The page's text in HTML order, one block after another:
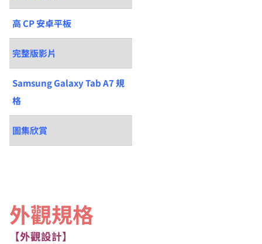
高 CP 安卓平板
完整版影片
Samsung Galaxy Tab A7 規
格
圖集欣賞
外觀規格
【外觀設計】